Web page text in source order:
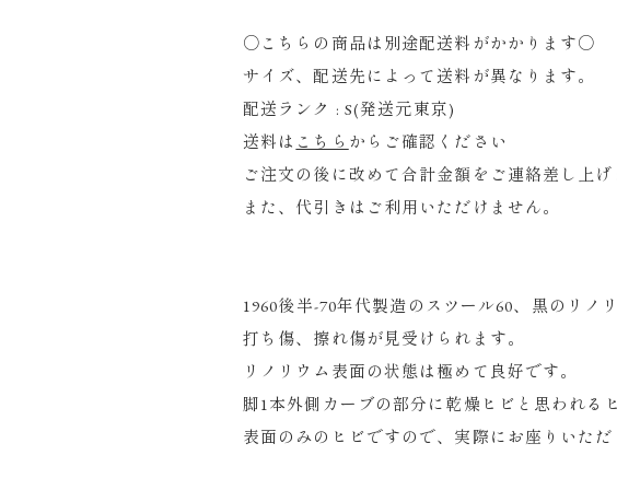
○こちらの商品は別途配送料がかかります○
サイズ、配送先によって送料が異なります。
配送ランク : S(発送元東京)
送料は こちら からご確認ください
ご注文の後に改めて合計金額をご連絡差し上げ
また、代引きはご利用いただけません。
1960後半-70年代製造のスツール60、黒のリノ
打ち傷、擦れ傷が見受けられます。
リノリウム表面の状態は極めて良好です。
脚1本外側カーブの部分に乾燥ヒビと思われる
表面のみのヒビですので、実際にお座りいた